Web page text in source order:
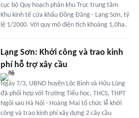
cục bộ Quy hoạch phân khu Trục trung tâm
Khu kinh tế cửa khẩu Đồng Đăng - Lạng Sơn, tỷ
lệ 1/2000. Với quy mô diện tích khoảng 1,0ha.
Lạng Sơn: Khởi công và trao kinh
phí hỗ trợ xây cầu
Ngày 7/3, UBND huyện Lộc Bình và Hữu Lũng
đã phối hợp với Trường Tiểu học, THCS, THPT
Ngôi sao Hà Nội - Hoàng Mai tổ chức lễ khởi
công và trao kinh phí xây dựng 2 cây cầu